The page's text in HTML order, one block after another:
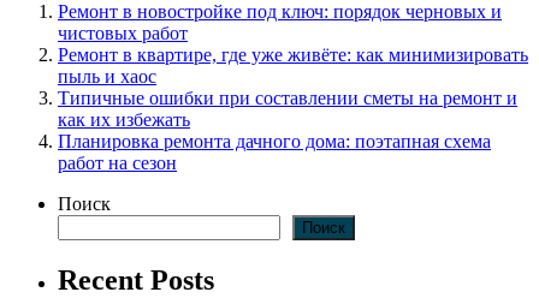
Ремонт в новостройке под ключ: порядок черновых и
чистовых работ
Ремонт в квартире, где уже живёте: как минимизировать
пыль и хаос
Типичные ошибки при составлении сметы на ремонт и
как их избежать
Планировка ремонта дачного дома: поэтапная схема
работ на сезон
Поиск
Поиск
Recent Posts